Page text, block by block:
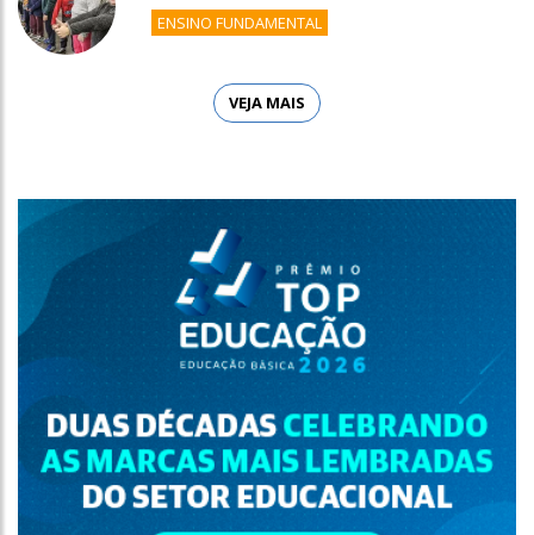
ENSINO FUNDAMENTAL
VEJA MAIS